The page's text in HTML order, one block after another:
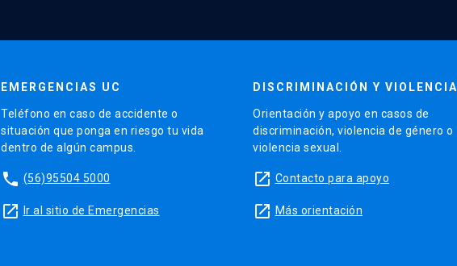
EMERGENCIAS UC
Teléfono en caso de accidente o
situación que ponga en riesgo tu vida
dentro de algún campus.
phone (56)95504 5000
launch Ir al sitio de Emergencias
DISCRIMINACIÓN Y VIOLENCIA
Orientación y apoyo en casos de
discriminación, violencia de género o
violencia sexual.
launch Contacto para apoyo
launch Más orientación